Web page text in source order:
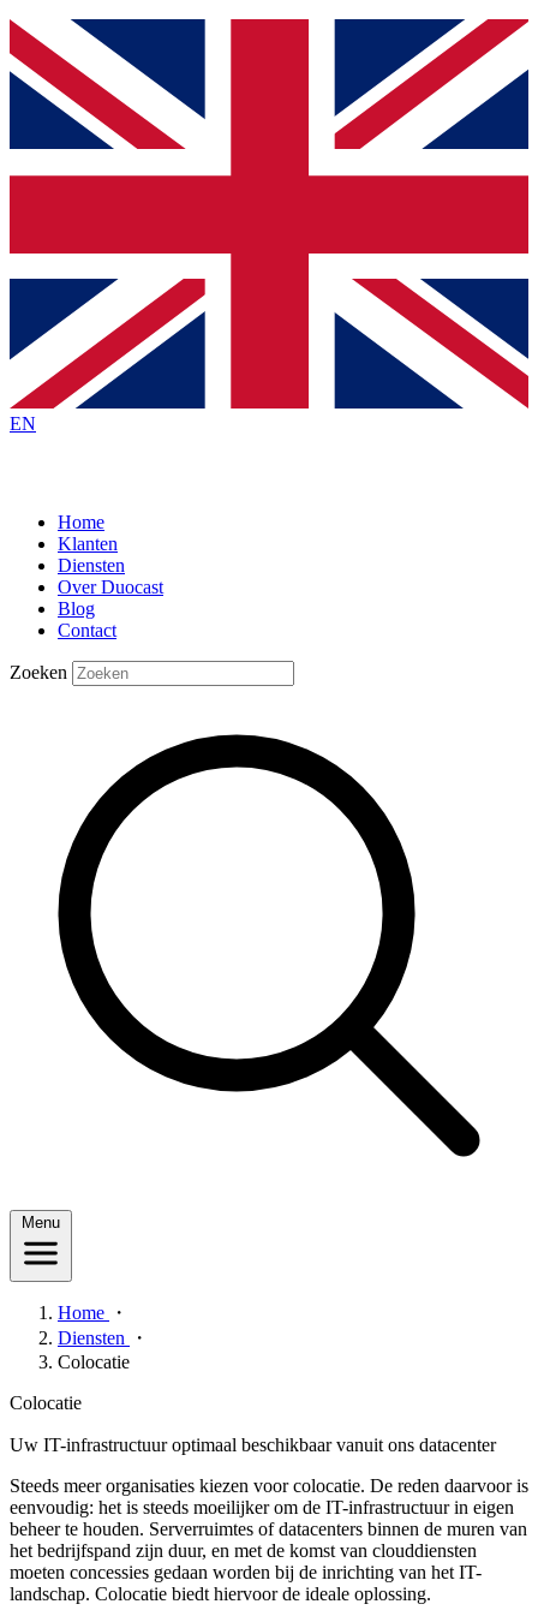
EN
Home
Klanten
Diensten
Over Duocast
Blog
Contact
Zoeken
Menu
Home
・
Diensten
・
Colocatie
Colocatie
Uw IT-infrastructuur optimaal beschikbaar vanuit ons datacenter
Steeds meer organisaties kiezen voor colocatie. De reden daarvoor is
eenvoudig: het is steeds moeilijker om de IT-infrastructuur in eigen
beheer te houden. Serverruimtes of datacenters binnen de muren van
het bedrijfspand zijn duur, en met de komst van clouddiensten
moeten concessies gedaan worden bij de inrichting van het IT-
landschap. Colocatie biedt hiervoor de ideale oplossing.